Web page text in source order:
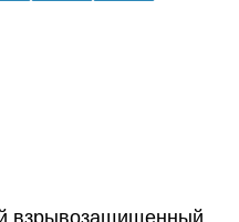
взрывозащищенный